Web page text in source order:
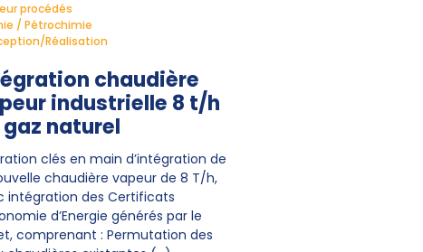
procédés
/ Pétrochimie
Réalisation
chaudière
industrielle 8 t/h
gaz naturel
clés en main d’intégration de
chaudière vapeur de 8 T/h,
intégration des Certificats
d’Energie générés par le
comprenant : Permutation des